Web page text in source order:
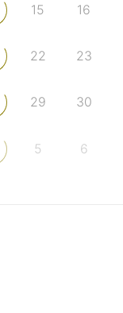
15 16
22 23
29 30
5 6